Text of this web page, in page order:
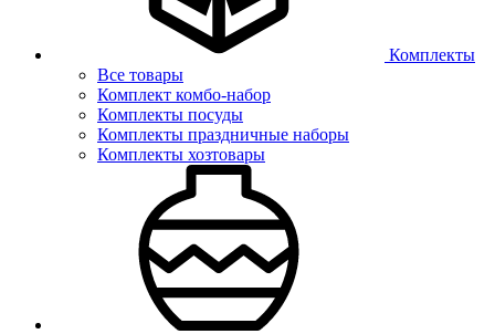
Комплекты
Все товары
Комплект комбо-набор
Комплекты посуды
Комплекты праздничные наборы
Комплекты хозтовары